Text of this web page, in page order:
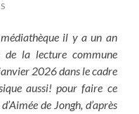
il y a un an
de la lecture commune
2026 dans le cadre
aussi! pour faire ce
de Jongh, d’après